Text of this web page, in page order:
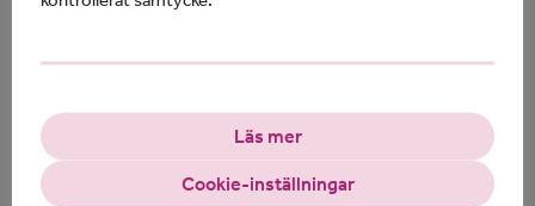
tillgänglighetoch
förstahandsval.
utredningsansvar utökas
de måste
tydligare. Du ska
förstå hur de kommit fram till ett beslut.
Läs mer
Cookie-inställningar